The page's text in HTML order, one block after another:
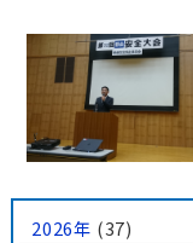
2026年 (37)